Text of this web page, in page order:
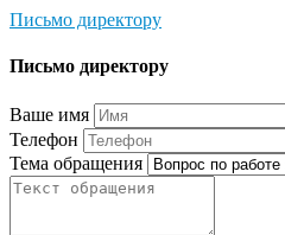
Письмо директору
Письмо директору
Ваше имя
Телефон
Тема обращения